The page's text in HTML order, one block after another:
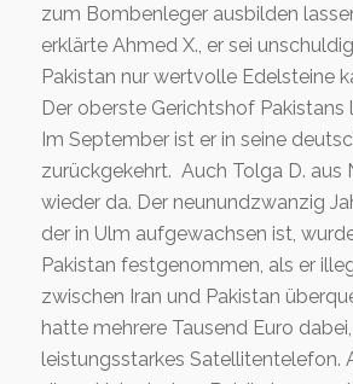
zum Bombenleger ausbilden
erklärte Ahmed X., er sei
Pakistan nur wertvolle Edelsteine
Der oberste Gerichtshof Pakistans
Im September ist er in seine
zurückgekehrt. Auch Tolga D. aus
wieder da. Der neunundzwanzig
der in Ulm aufgewachsen ist,
Pakistan festgenommen, als er
zwischen Iran und Pakistan
hatte mehrere Tausend Euro
leistungsstarkes Satellitentelefon.